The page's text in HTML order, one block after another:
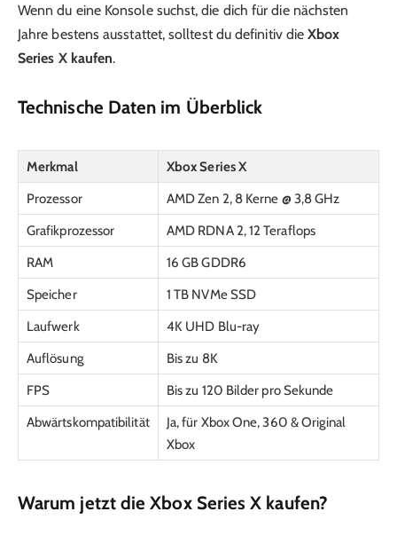
Wenn du eine Konsole suchst, die dich für die nächsten
Jahre bestens ausstattet, solltest du definitiv dieXbox
Series X kaufen.
Technische Daten im Überblick
Merkmal
Xbox Series X
Prozessor
AMD Zen 2, 8 Kerne @ 3,8 GHz
Grafikprozessor
AMD RDNA 2, 12 Teraflops
RAM
16 GB GDDR6
Speicher
1 TB NVMe SSD
Laufwerk
4K UHD Blu-ray
Auflösung
Bis zu 8K
FPS
Bis zu 120 Bilder pro Sekunde
Abwärtskompatibilität
Ja, für Xbox One, 360 & Original
Xbox
Warum jetzt die Xbox Series X kaufen?